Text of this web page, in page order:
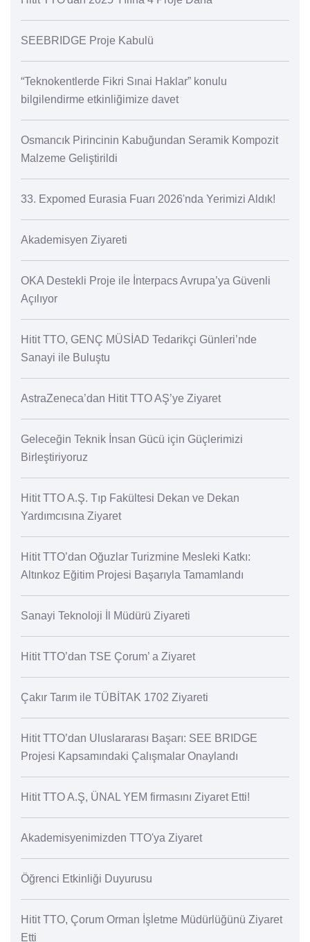
SEEBRIDGE Proje Kabulü
“Teknokentlerde Fikri Sınai Haklar” konulu
bilgilendirme etkinliğimize davet
Osmancık Pirincinin Kabuğundan Seramik Kompozit
Malzeme Geliştirildi
33. Expomed Eurasia Fuarı 2026'nda Yerimizi Aldık!
Akademisyen Ziyareti
OKA Destekli Proje ile İnterpacs Avrupa’ya Güvenli
Açılıyor
Hitit TTO, GENÇ MÜSİAD Tedarikçi Günleri’nde
Sanayi ile Buluştu
AstraZeneca’dan Hitit TTO AŞ’ye Ziyaret
Geleceğin Teknik İnsan Gücü için Güçlerimizi
Birleştiriyoruz
Hitit TTO A.Ş. Tıp Fakültesi Dekan ve Dekan
Yardımcısına Ziyaret
Hitit TTO’dan Oğuzlar Turizmine Mesleki Katkı:
Altınkoz Eğitim Projesi Başarıyla Tamamlandı
Sanayi Teknoloji İl Müdürü Ziyareti
Hitit TTO’dan TSE Çorum’ a Ziyaret
Çakır Tarım ile TÜBİTAK 1702 Ziyareti
Hitit TTO’dan Uluslararası Başarı: SEE BRIDGE
Projesi Kapsamındaki Çalışmalar Onaylandı
Hitit TTO A.Ş, ÜNAL YEM firmasını Ziyaret Etti!
Akademisyenimizden TTO'ya Ziyaret
Öğrenci Etkinliği Duyurusu
Hitit TTO, Çorum Orman İşletme Müdürlüğünü Ziyaret
Etti